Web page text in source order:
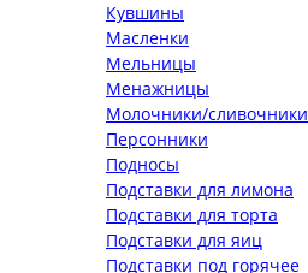
Кувшины
Масленки
Мельницы
Менажницы
Молочники/сливочники
Персонники
Подносы
Подставки для лимона
Подставки для торта
Подставки для яиц
Подставки под горячее